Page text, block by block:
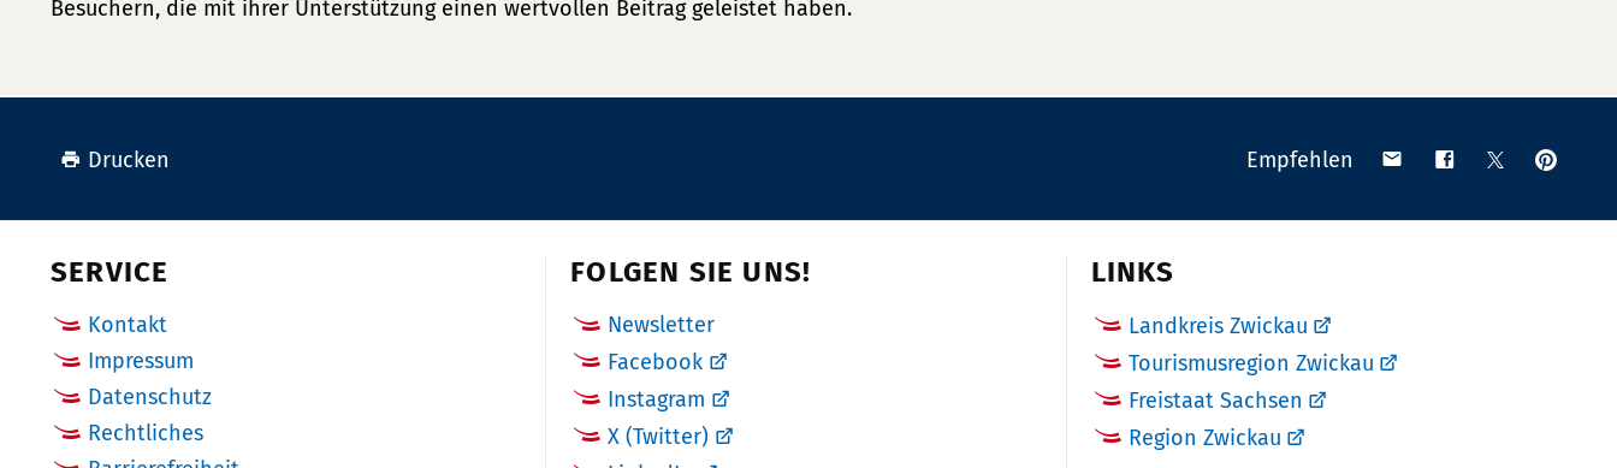
Besuchern, die mit ihrer Unterstützung einen wertvollen Beitrag geleistet haben.
Drucken Empfehlen
Teilen Teilen Teilen
SERVICE
Kontakt
Impressum
Datenschutz
Rechtliches
FOLGEN SIE UNS!
Newsletter
Facebook
Instagram
X (Twitter)
LINKS
Landkreis Zwickau
Tourismusregion Zwickau
Freistaat Sachsen
Region Zwickau